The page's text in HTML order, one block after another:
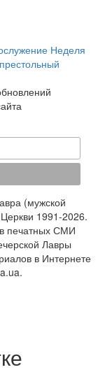
Неделя
престольный
(мужской
1991-2026.
печатных СМИ
Лавры
в Интернете